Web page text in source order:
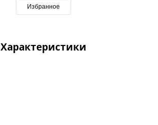
Избранное
Характеристики